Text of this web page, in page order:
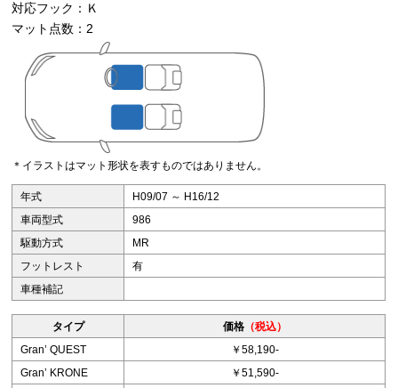
対応フック：Ｋ
マット点数：2
＊イラストはマット形状を表すものではありません。
年式
H09/07 ～ H16/12
車両型式
986
駆動方式
MR
フットレスト
有
車種補記
タイプ 価格（税込）
Granʼ QUEST
￥58,190-
Granʼ KRONE
￥51,590-